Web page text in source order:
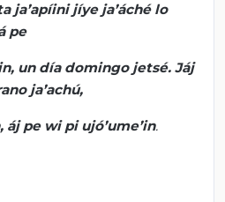
ja’apíini jíye ja’áchélo
pe
, un día domingo jetsé. Jáj
ja’achú,
, ájpe wipiujó’ume’in.